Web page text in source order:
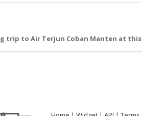
trip to Air Terjun Coban Manten at